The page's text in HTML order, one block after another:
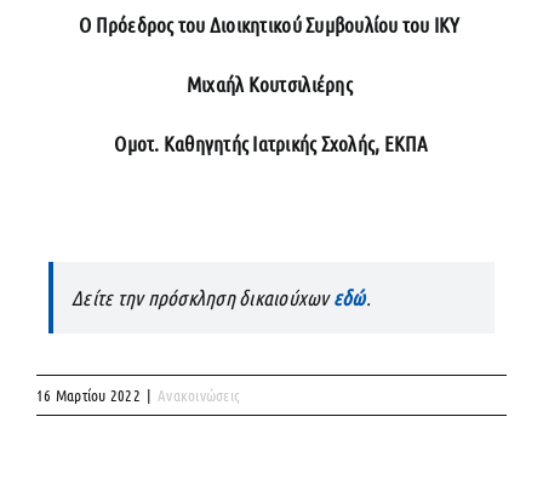
Ο Πρόεδρος του Διοικητικού Συμβουλίου του ΙΚΥ
Μιχαήλ Κουτσιλιέρης
Ομοτ. Καθηγητής Ιατρικής Σχολής, ΕΚΠΑ
Δείτε την πρόσκληση δικαιούχωνεδώ.
16 Μαρτίου 2022 | Ανακοινώσεις